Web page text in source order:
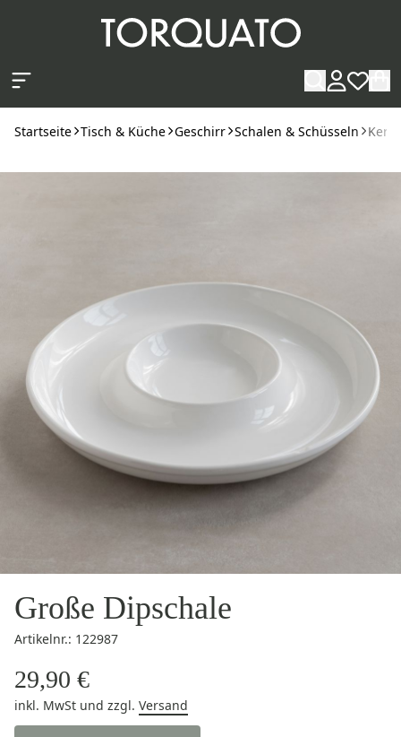
Startseite Tisch & Küche Geschirr Schalen & Schüsseln
Große Dipschale
Artikelnr.: 122987
29,90 €
inkl. MwSt und zzgl. Versand